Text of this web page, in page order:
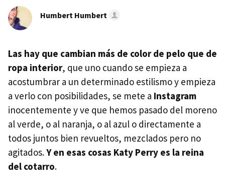
Humbert Humbert
Las hay que cambian más de color de pelo que de
ropa interior, que uno cuando se empieza a
acostumbrar a un determinado estilismo y empieza
a verlo con posibilidades, se mete a Instagram
inocentemente y ve que hemos pasado del moreno
al verde, o al naranja, o al azul o directamente a
todos juntos bien revueltos, mezclados pero no
agitados.Y en esas cosas Katy Perry es la reina
del cotarro.